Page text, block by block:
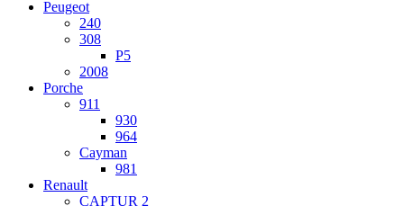
Peugeot
240
308
P5
2008
Porche
911
930
964
Cayman
981
Renault
CAPTUR 2